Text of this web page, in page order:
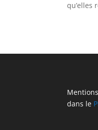
qu’elles
dans le